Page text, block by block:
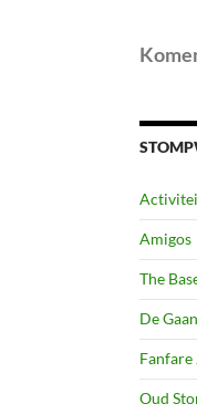
Amigos
The
De
Fanfare
Oud